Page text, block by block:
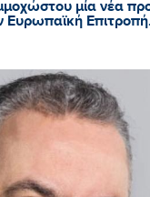
μία νέα